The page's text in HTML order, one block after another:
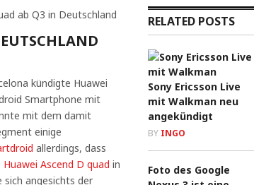
ab Q3 in Deutschland
kündigte Huawei
Smartphone mit
mit dem damit
einige
allerdings, dass
Huawei Ascend D quad in
angesichts der
RELATED POSTS
Sony Ericsson Live
mit Walkman neu
angekündigt
BY INGO
Foto des Google